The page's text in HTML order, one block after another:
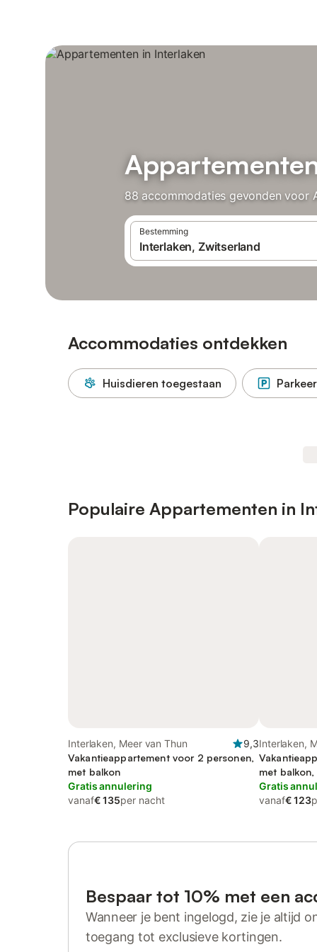
88 accommodaties gevonden voor
Bestemming
Accommodaties ontdekken
Huisdieren toegestaan
Populaire Appartementen in
Interlaken, Meer van Thun
9,3
Vakantieappartement voor 2 personen,
met balkon
Gratis annulering
vanaf€ 135per nacht
Interlaken,
met
Gratis
vanaf€ 123
Bespaar tot 10% met een
Wanneer je bent ingelogd, zie je altijd
toegang tot exclusieve kortingen.